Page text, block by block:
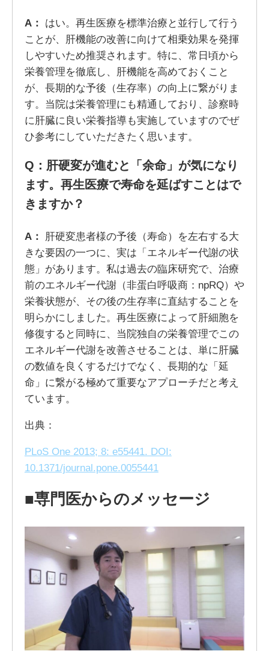
A： はい。再生医療を標準治療と並行して行う
ことが、肝機能の改善に向けて相乗効果を発揮
しやすいため推奨されます。特に、常日頃から
栄養管理を徹底し、肝機能を高めておくこと
が、長期的な予後（生存率）の向上に繋がりま
す。当院は栄養管理にも精通しており、診察時
に肝臓に良い栄養指導も実施していますのでぜ
ひ参考にしていただきたく思います。
Q：肝硬変が進むと「余命」が気になり
ます。再生医療で寿命を延ばすことはで
きますか？
A：
肝硬変患者様の予後（寿命）を左右する大
きな要因の一つに、実は「エネルギー代謝の状
態」があります。私は過去の臨床研究で、治療
前のエネルギー代謝（非蛋白呼吸商：npRQ）や
栄養状態が、その後の生存率に直結することを
明らかにしました。再生医療によって肝細胞を
修復すると同時に、当院独自の栄養管理でこの
エネルギー代謝を改善させることは、単に肝臓
の数値を良くするだけでなく、長期的な「延
命」に繋がる極めて重要なアプローチだと考え
ています。
出典：
PLoS One 2013; 8: e55441. DOI:
10.1371/journal.pone.0055441
■専門医からのメッセージ